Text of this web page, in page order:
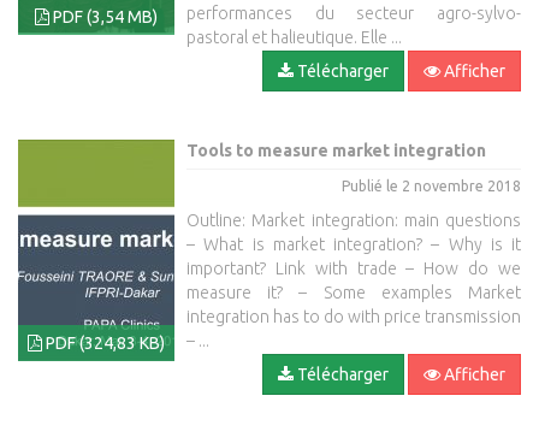
PDF (3,54 MB)
performances du secteur agro-sylvo-
pastoral et halieutique. Elle ...
Télécharger
Afficher
PDF (324,83 KB)
Tools to measure market integration
Publié le 2 novembre 2018
Outline: Market integration: main questions
– What is market integration? – Why is it
important? Link with trade – How do we
measure it? – Some examples Market
integration has to do with price transmission
– ...
Télécharger
Afficher